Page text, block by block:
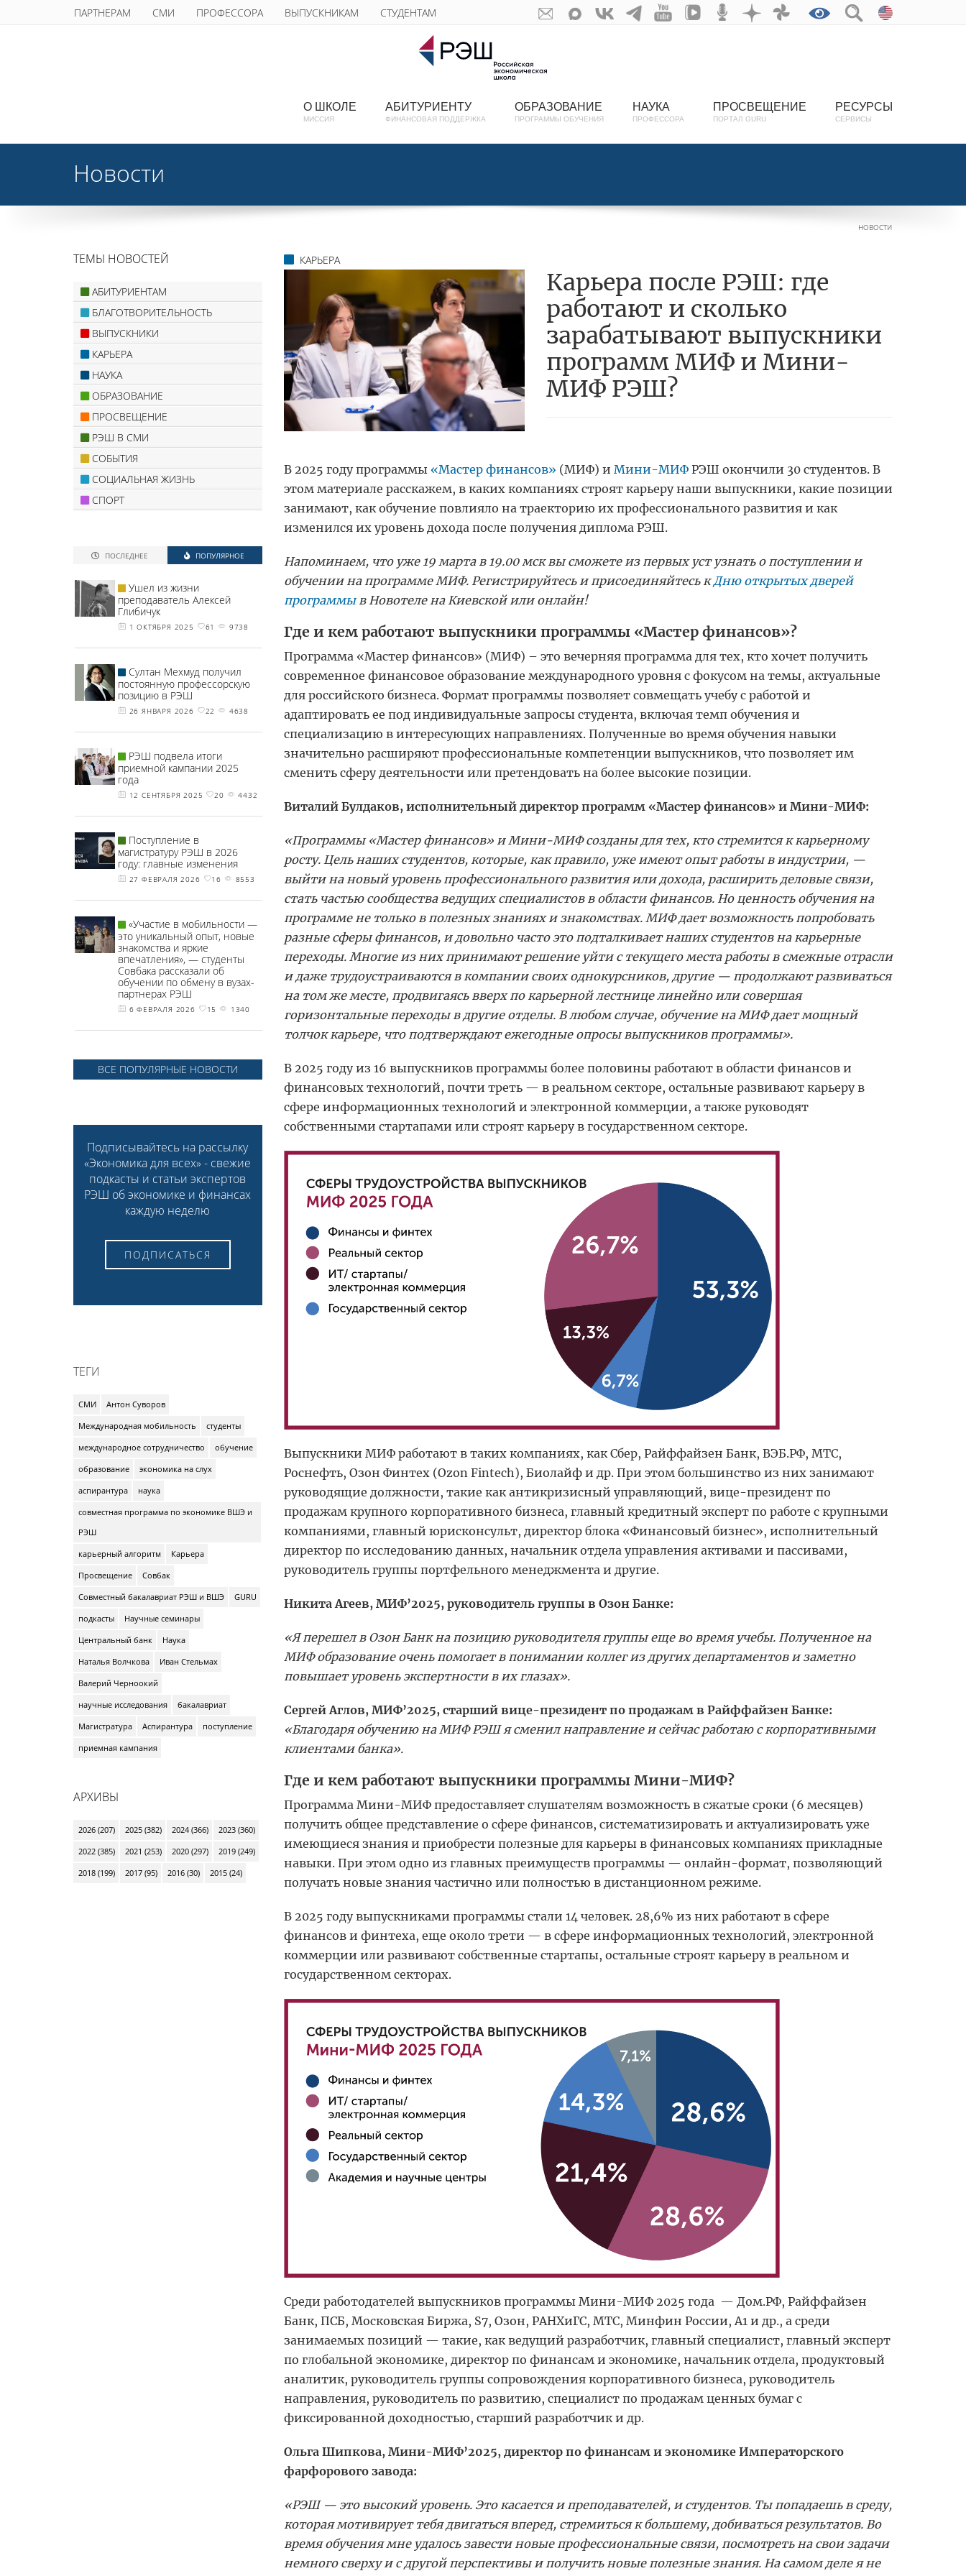
ПАРТНЕРАМ СМИ ПРОФЕССОРА ВЫПУСКНИКАМ СТУДЕНТАМ
О ШКОЛЕ
МИССИЯ
АБИТУРИЕНТУ
ФИНАНСОВАЯ ПОДДЕРЖКА
ОБРАЗОВАНИЕ
ПРОГРАММЫ ОБУЧЕНИЯ
НАУКА
ПРОФЕССОРА
ПРОСВЕЩЕНИЕ
ПОРТАЛ GURU
РЕСУРСЫ
СЕРВИСЫ
Новости
НОВОСТИ
КАРЬЕРА
Карьера после РЭШ: где
работают и сколько
зарабатывают выпускники
программ МИФ и Мини-
МИФ РЭШ?
В 2025 году программы «Мастер финансов» (МИФ) и Мини-МИФРЭШ окончили 30 студентов. В
этом материале расскажем, в каких компаниях строят карьеру наши выпускники, какие позиции
занимают, как обучение повлияло на траекторию их профессионального развития и как
изменился их уровень дохода после получения диплома РЭШ.
Напоминаем, что уже 19 марта в 19.00 мск вы сможете из первых уст узнать о поступлении и
обучении на программе МИФ. Регистрируйтесь и присоединяйтесь к Дню открытых дверей
программыв Новотеле на Киевской или онлайн!
Где и кем работают выпускники программы «Мастер финансов»?
Программа «Мастер финансов» (МИФ) – это вечерняя программа для тех, кто хочет получить
современное финансовое образование международного уровня с фокусом на темы, актуальные
для российского бизнеса. Формат программы позволяет совмещать учебу с работой и
адаптировать ее под индивидуальные запросы студента, включая темп обучения и
специализацию в интересующих направлениях. Полученные во время обучения навыки
значительно расширяют профессиональные компетенции выпускников, что позволяет им
сменить сферу деятельности или претендовать на более высокие позиции.
Виталий Булдаков, исполнительный директор программ «Мастер финансов» и Мини-МИФ:
«Программы «Мастер финансов» и Мини-МИФ созданы для тех, кто стремится к карьерному
росту. Цель наших студентов, которые, как правило, уже имеют опыт работы в индустрии, —
выйти на новый уровень профессионального развития или дохода, расширить деловые связи,
стать частью сообщества ведущих специалистов в области финансов. Но ценность обучения на
программе не только в полезных знаниях и знакомствах. МИФ дает возможность попробовать
разные сферы финансов, и довольно часто это подталкивает наших студентов на карьерные
переходы. Многие из них принимают решение уйти с текущего места работы в смежные отрасли
и даже трудоустраиваются в компании своих однокурсников, другие — продолжают развиваться
на том же месте, продвигаясь вверх по карьерной лестнице линейно или совершая
горизонтальные переходы в другие отделы. В любом случае, обучение на МИФ дает мощный
толчок карьере, что подтверждают ежегодные опросы выпускников программы».
В 2025 году из 16 выпускников программы более половины работают в области финансов и
финансовых технологий, почти треть — в реальном секторе, остальные развивают карьеру в
сфере информационных технологий и электронной коммерции, а также руководят
собственными стартапами или строят карьеру в государственном секторе.
Выпускники МИФ работают в таких компаниях, как Сбер, Райффайзен Банк, ВЭБ.РФ, МТС,
Роснефть, Озон Финтех (Ozon Fintech), Биолайф и др. При этом большинство из них занимают
руководящие должности, такие как антикризисный управляющий, вице-президент по
продажам крупного корпоративного бизнеса, главный кредитный эксперт по работе с крупными
компаниями, главный юрисконсульт, директор блока «Финансовый бизнес», исполнительный
директор по исследованию данных, начальник отдела управления активами и пассивами,
руководитель группы портфельного менеджмента и другие.
Никита Агеев, МИФ’2025, руководитель группы в Озон Банке:
«Я перешел в Озон Банк на позицию руководителя группы еще во время учебы. Полученное на
МИФ образование очень помогает в понимании коллег из других департаментов и заметно
повышает уровень экспертности в их глазах».
Сергей Аглов, МИФ’2025, старший вице-президент по продажам в Райффайзен Банке:
«Благодаря обучению на МИФ РЭШ я сменил направление и сейчас работаю с корпоративными
клиентами банка».
Где и кем работают выпускники программы Мини-МИФ?
Программа Мини-МИФ предоставляет слушателям возможность в сжатые сроки (6 месяцев)
получить общее представление о сфере финансов, систематизировать и актуализировать уже
имеющиеся знания и приобрести полезные для карьеры в финансовых компаниях прикладные
навыки. При этом одно из главных преимуществ программы — онлайн-формат, позволяющий
получать новые знания частично или полностью в дистанционном режиме.
В 2025 году выпускниками программы стали 14 человек. 28,6% из них работают в сфере
финансов и финтеха, еще около трети — в сфере информационных технологий, электронной
коммерции или развивают собственные стартапы, остальные строят карьеру в реальном и
государственном секторах.
Среди работодателей выпускников программы Мини-МИФ 2025 года — Дом.РФ, Райффайзен
Банк, ПСБ, Московская Биржа, S7, Озон, РАНХиГС, МТС, Минфин России, А1 и др., а среди
занимаемых позиций — такие, как ведущий разработчик, главный специалист, главный эксперт
по глобальной экономике, директор по финансам и экономике, начальник отдела, продуктовый
аналитик, руководитель группы сопровождения корпоративного бизнеса, руководитель
направления, руководитель по развитию, специалист по продажам ценных бумаг с
фиксированной доходностью, старший разработчик и др.
Ольга Шипкова, Мини-МИФ’2025, директор по финансам и экономике Императорского
фарфорового завода:
«РЭШ — это высокий уровень. Это касается и преподавателей, и студентов. Ты попадаешь в среду,
которая мотивирует тебя двигаться вперед, стремиться к большему, добиваться результатов. Во
время обучения мне удалось завести новые профессиональные связи, посмотреть на свои задачи
немного сверху и с другой перспективы и получить новые полезные знания. На самом деле я не
ТЕМЫ НОВОСТЕЙ
АБИТУРИЕНТАМ
БЛАГОТВОРИТЕЛЬНОСТЬ
ВЫПУСКНИКИ
КАРЬЕРА
НАУКА
ОБРАЗОВАНИЕ
ПРОСВЕЩЕНИЕ
РЭШ В СМИ
СОБЫТИЯ
СОЦИАЛЬНАЯ ЖИЗНЬ
СПОРТ
ПОСЛЕДНЕЕ ПОПУЛЯРНОЕ
Ушел из жизни
преподаватель Алексей
Глибичук
1 ОКТЯБРЯ 2025 61 9738
Султан Мехмуд получил
постоянную профессорскую
позицию в РЭШ
26 ЯНВАРЯ 2026 22 4638
РЭШ подвела итоги
приемной кампании 2025
года
12 СЕНТЯБРЯ 2025 20 4432
Поступление в
магистратуру РЭШ в 2026
году: главные изменения
27 ФЕВРАЛЯ 2026 16 8553
«Участие в мобильности —
это уникальный опыт, новые
знакомства и яркие
впечатления», — студенты
Совбака рассказали об
обучении по обмену в вузах-
партнерах РЭШ
6 ФЕВРАЛЯ 2026 15 1340
ВСЕ ПОПУЛЯРНЫЕ НОВОСТИ
Подписывайтесь на рассылку
«Экономика для всех» - свежие
подкасты и статьи экспертов
РЭШ об экономике и финансах
каждую неделю
ПОДПИСАТЬСЯ
ТЕГИ
СМИ
Антон Суворов
Международная мобильность
студенты
международное сотрудничество
обучение
образование
экономика на слух
аспирантура
наука
совместная программа по экономике ВШЭ и
РЭШ
карьерный алгоритм
Карьера
Просвещение
Совбак
Совместный бакалавриат РЭШ и ВШЭ
GURU
подкасты
Научные семинары
Центральный банк
Наука
Наталья Волчкова
Иван Стельмах
Валерий Черноокий
научные исследования
бакалавриат
Магистратура
Аспирантура
поступление
приемная кампания
АРХИВЫ
2026 (207) 2025 (382) 2024 (366)
2023 (360)
2022 (385)
2021 (253) 2020 (297)
2019 (249)
2018 (199)
2017 (95) 2016 (30) 2015 (24)